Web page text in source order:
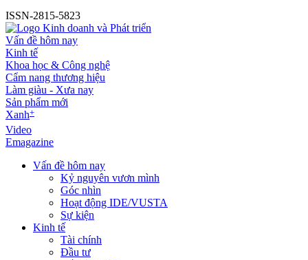
ISSN-2815-5823
Vấn đề hôm nay
Kinh tế
Khoa học & Công nghệ
Cẩm nang thương hiệu
Làm giàu - Xưa nay
Sản phẩm mới
Xanh+
Video
Emagazine
Vấn đề hôm nay
Kỷ nguyên vươn mình
Góc nhìn
Hoạt động IDE/VUSTA
Sự kiện
Kinh tế
Tài chính
Đầu tư